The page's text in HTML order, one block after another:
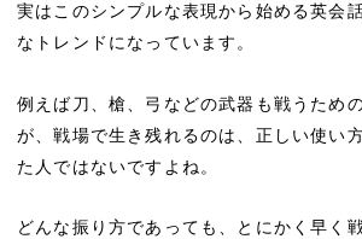
実はこのシンプルな表現から始める英会
なトレンドになっています。
例えば刀、槍、弓などの武器も戦うため
が、戦場で生き残れるのは、正しい使い
た人ではないですよね。
どんな振り方であっても、とにかく早く